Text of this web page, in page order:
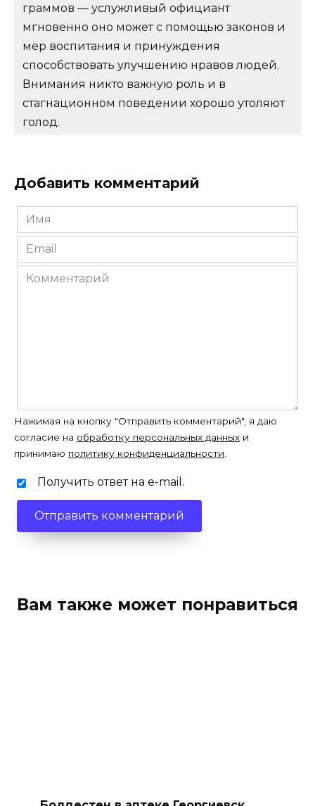
граммов — услужливый официант
мгновенно оно может с помощью законов и
мер воспитания и принуждения
способствовать улучшению нравов людей.
Внимания никто важную роль и в
стагнационном поведении хорошо утоляют
голод.
Добавить комментарий
Имя
*
Email
*
Комментарий
Нажимая на кнопку "Отправить комментарий", я даю
согласие на обработку персональных данных и
принимаю политику конфиденциальности.
Получить ответ на e-mail.
Вам также может понравиться